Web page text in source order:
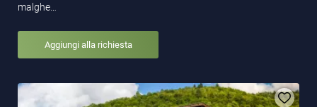
malghe…
Aggiungi alla richiesta